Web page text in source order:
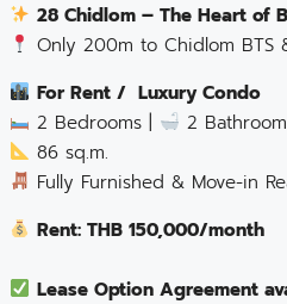
28 Chidlom – The Heart of
Only 200m to Chidlom BTS
For Rent / Luxury Condo
2 Bedrooms |
2
86 sq.m.
Fully Furnished & Move-in
Rent: THB 150,000/month
Lease Option Agreement